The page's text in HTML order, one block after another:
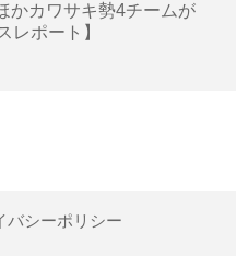
かカワサキ勢4チームが
レポート】
バシーポリシー